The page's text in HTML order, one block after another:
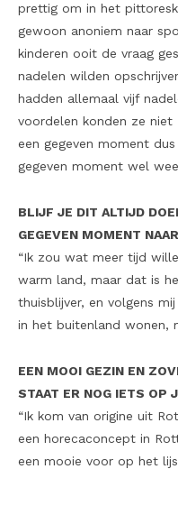
prettig om in het
gewoon anoniem naar
kinderen ooit de vraag
nadelen wilden
hadden allemaal vijf
voordelen konden ze niet
een gegeven moment
gegeven moment wel
BLIJF JE DIT ALTIJD
GEGEVEN MOMENT
“Ik zou wat meer tijd
warm land, maar dat is
thuisblijver, en volgens
in het buitenland wonen,
EEN MOOI GEZIN EN
STAAT ER NOG IETS OP
“Ik kom van origine uit
een horecaconcept in
een mooie voor op het